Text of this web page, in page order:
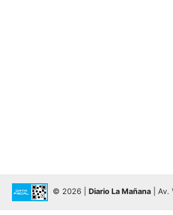
© 2026 | Diario La Mañana | Av.